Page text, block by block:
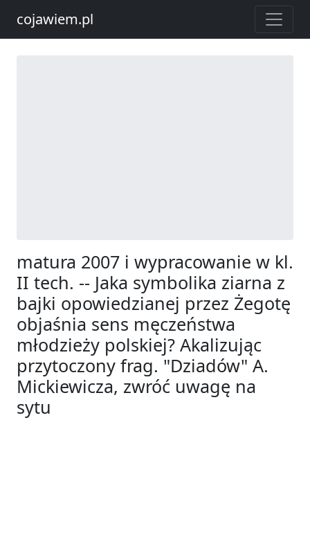
cojawiem.pl
matura 2007 i wypracowanie w kl.
II tech. -- Jaka symbolika ziarna z
bajki opowiedzianej przez Żegotę
objaśnia sens męczeństwa
młodzieży polskiej? Akalizując
przytoczony frag. "Dziadów" A.
Mickiewicza, zwróć uwagę na
sytu